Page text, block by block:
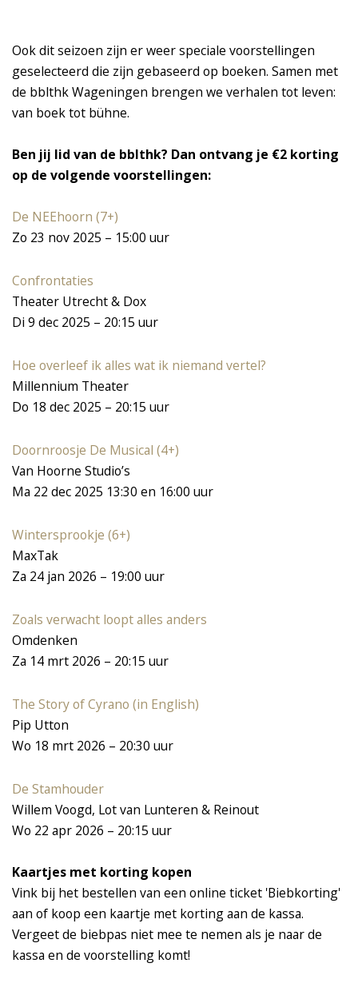
Ook dit seizoen zijn er weer speciale voorstellingen
geselecteerd die zijn gebaseerd op boeken. Samen met
de bblthk Wageningen brengen we verhalen tot leven:
van boek tot bühne.
Ben jij lid van de bblthk? Dan ontvang je €2 korting
op de volgende voorstellingen:
De NEEhoorn (7+)
Zo 23 nov 2025 – 15:00 uur
Confrontaties
Theater Utrecht & Dox
Di 9 dec 2025 – 20:15 uur
Hoe overleef ik alles wat ik niemand vertel?
Millennium Theater
Do 18 dec 2025 – 20:15 uur
Doornroosje De Musical (4+)
Van Hoorne Studio’s
Ma 22 dec 2025 13:30 en 16:00 uur
Wintersprookje (6+)
MaxTak
Za 24 jan 2026 – 19:00 uur
Zoals verwacht loopt alles anders
Omdenken
Za 14 mrt 2026 – 20:15 uur
The Story of Cyrano (in English)
Pip Utton
Wo 18 mrt 2026 – 20:30 uur
De Stamhouder
Willem Voogd, Lot van Lunteren & Reinout
Wo 22 apr 2026 – 20:15 uur
Kaartjes met korting kopen
Vink bij het bestellen van een online ticket 'Biebkorting'
aan of koop een kaartje met korting aan de kassa.
Vergeet de biebpas niet mee te nemen als je naar de
kassa en de voorstelling komt!